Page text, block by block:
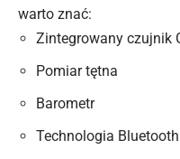
warto znać:
Zintegrowany czujnik
Pomiar tętna
Barometr
Technologia